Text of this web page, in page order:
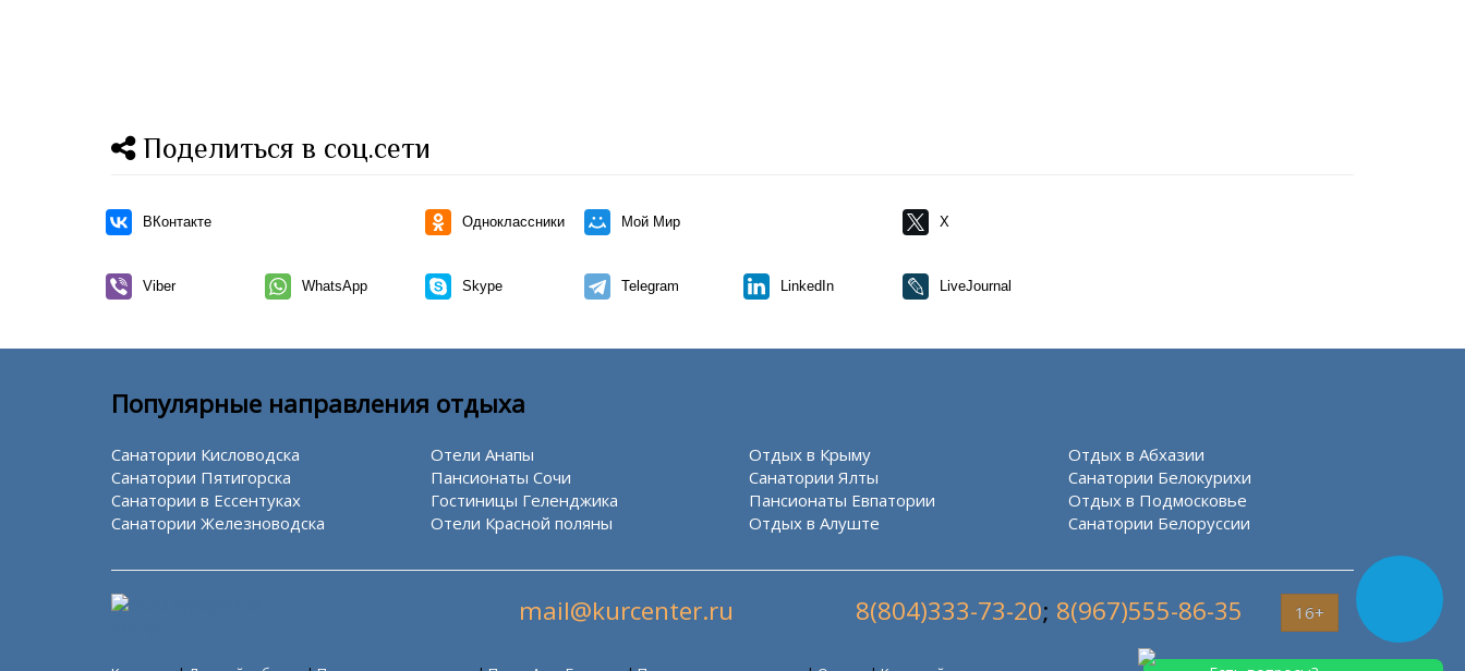
Поделиться в соц.сети
ВКонтакте Одноклассники Мой Мир X
Viber WhatsApp Skype Telegram LinkedIn LiveJournal
Популярные направления отдыха
Санатории Кисловодска
Санатории Пятигорска
Санатории в Ессентуках
Санатории Железноводска
Отели Анапы
Пансионаты Сочи
Гостиницы Геленджика
Отели Красной поляны
Отдых в Крыму
Санатории Ялты
Пансионаты Евпатории
Отдых в Алуште
Отдых в Абхазии
Санатории Белокурихи
Отдых в Подмосковье
Санатории Белоруссии
mail@kurcenter.ru 8(804)333-73-20; 8(967)555-86-35 16+